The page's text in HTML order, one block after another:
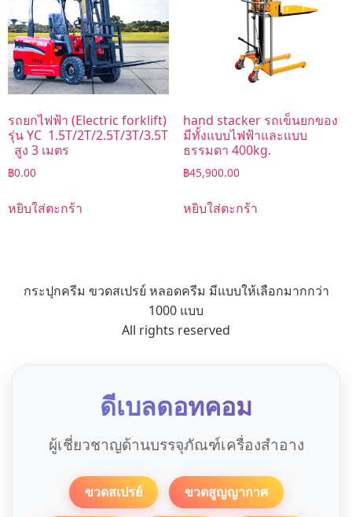
รถยกไฟฟ้า (Electric forklift)
รุ่น YC 1.5T/2T/2.5T/3T/3.5T
สูง 3 เมตร
฿0.00
หยิบใส่ตะกร้า
hand stacker รถเข็นยกของ
มีทั้งแบบไฟฟ้าและแบบ
ธรรมดา 400kg.
฿45,900.00
หยิบใส่ตะกร้า
กระปุกครีม ขวดสเปรย์ หลอดครีม มีแบบให้เลือกมากกว่า
1000 แบบ
All rights reserved
ดีเบลดอทคอม
ผู้เชี่ยวชาญด้านบรรจุภัณฑ์เครื่องสำอาง
ขวดสเปรย์ ขวดสูญญากาศ